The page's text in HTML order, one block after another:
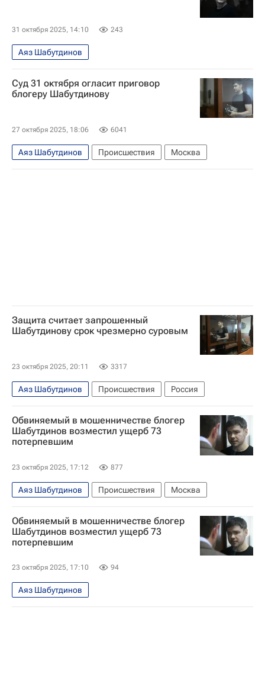
31 октября 2025, 14:10 243
Аяз Шабутдинов
Суд 31 октября огласит приговор
блогеру Шабутдинову
27 октября 2025, 18:06 6041
Аяз Шабутдинов Происшествия Москва
Защита считает запрошенный
Шабутдинову срок чрезмерно суровым
23 октября 2025, 20:11 3317
Аяз Шабутдинов Происшествия Россия
Обвиняемый в мошенничестве блогер
Шабутдинов возместил ущерб 73
потерпевшим
23 октября 2025, 17:12 877
Аяз Шабутдинов Происшествия Москва
Обвиняемый в мошенничестве блогер
Шабутдинов возместил ущерб 73
потерпевшим
23 октября 2025, 17:10 94
Аяз Шабутдинов